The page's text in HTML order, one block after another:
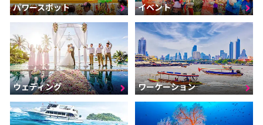
パワースポット イベント
ウェディング ワーケーション